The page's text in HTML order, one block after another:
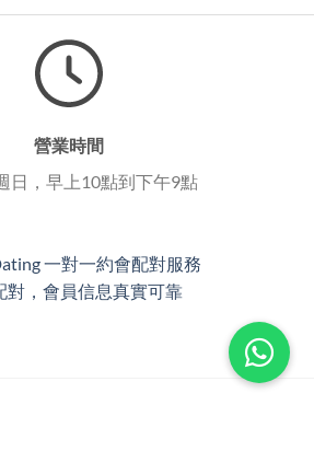
營業時間
日，早上10點到下午9點
一對一約會配對服務
對，會員信息真實可靠